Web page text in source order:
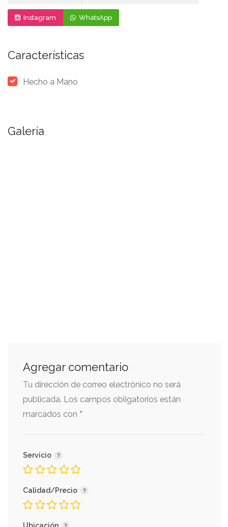
Instagram WhatsApp
Características
Hecho a Mano
Galería
Agregar comentario
Tu dirección de correo electrónico no será
publicada. Los campos obligatorios están
marcados con *
Servicio
Calidad/Precio